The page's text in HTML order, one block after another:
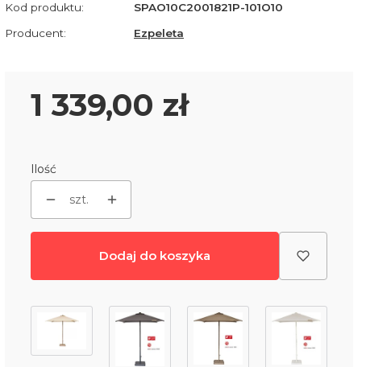
Kod produktu:
SPAO10C2001821P-101O10
Producent:
Ezpeleta
Cena
1 339,00 zł
Ilość
szt.
Dodaj do koszyka